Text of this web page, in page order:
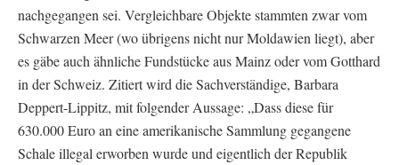
nachgegangen sei. Vergleichbare Objekte stammten zwar vom
Schwarzen Meer (wo übrigens nicht nur Moldawien liegt), aber
es gäbe auch ähnliche Fundstücke aus Mainz oder vom Gotthard
in der Schweiz. Zitiert wird die Sachverständige, Barbara
Deppert-Lippitz, mit folgender Aussage: „Dass diese für
630.000 Euro an eine amerikanische Sammlung gegangene
Schale illegal erworben wurde und eigentlich der Republik